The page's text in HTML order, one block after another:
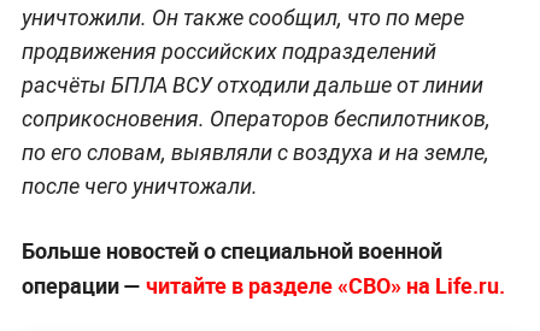
уничтожили. Он также сообщил, что по мере
продвижения российских подразделений
расчёты БПЛА ВСУ отходили дальше от линии
соприкосновения. Операторов беспилотников,
по его словам, выявляли с воздуха и на земле,
после чего уничтожали.
Больше новостей о специальной военной
операции — читайте в разделе «СВО» на Life.ru.